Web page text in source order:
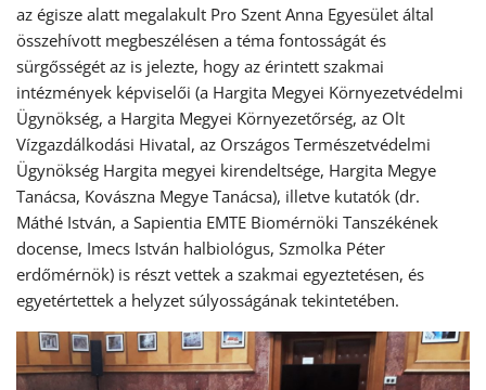
az égisze alatt megalakult Pro Szent Anna Egyesület által
összehívott megbeszélésen a téma fontosságát és
sürgősségét az is jelezte, hogy az érintett szakmai
intézmények képviselői (a Hargita Megyei Környezetvédelmi
Ügynökség, a Hargita Megyei Környezetőrség, az Olt
Vízgazdálkodási Hivatal, az Országos Természetvédelmi
Ügynökség Hargita megyei kirendeltsége, Hargita Megye
Tanácsa, Kovászna Megye Tanácsa), illetve kutatók (dr.
Máthé István, a Sapientia EMTE Biomérnöki Tanszékének
docense, Imecs István halbiológus, Szmolka Péter
erdőmérnök) is részt vettek a szakmai egyeztetésen, és
egyetértettek a helyzet súlyosságának tekintetében.